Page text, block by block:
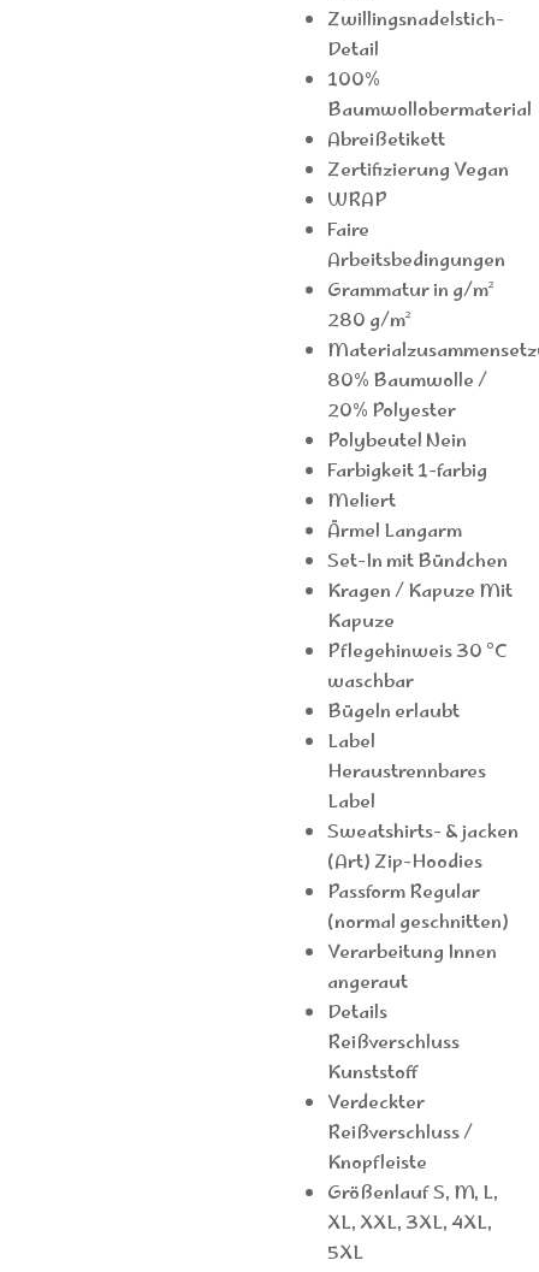
Zwillingsnadelstich-
Detail
100%
Baumwollobermaterial
Abreißetikett
Zertifizierung Vegan
WRAP
Faire
Arbeitsbedingungen
Grammatur in g/m²
280 g/m²
80% Baumwolle /
20% Polyester
Polybeutel Nein
Farbigkeit 1-farbig
Meliert
Ärmel Langarm
Set-In mit Bündchen
Kragen / Kapuze Mit
Kapuze
Pflegehinweis 30 °C
waschbar
Bügeln erlaubt
Label
Heraustrennbares
Label
Sweatshirts- & jacken
(Art) Zip-Hoodies
Passform Regular
(normal geschnitten)
Verarbeitung Innen
angeraut
Details
Reißverschluss
Kunststoff
Verdeckter
Reißverschluss /
Knopfleiste
Größenlauf S, M, L,
XL, XXL, 3XL, 4XL,
5XL